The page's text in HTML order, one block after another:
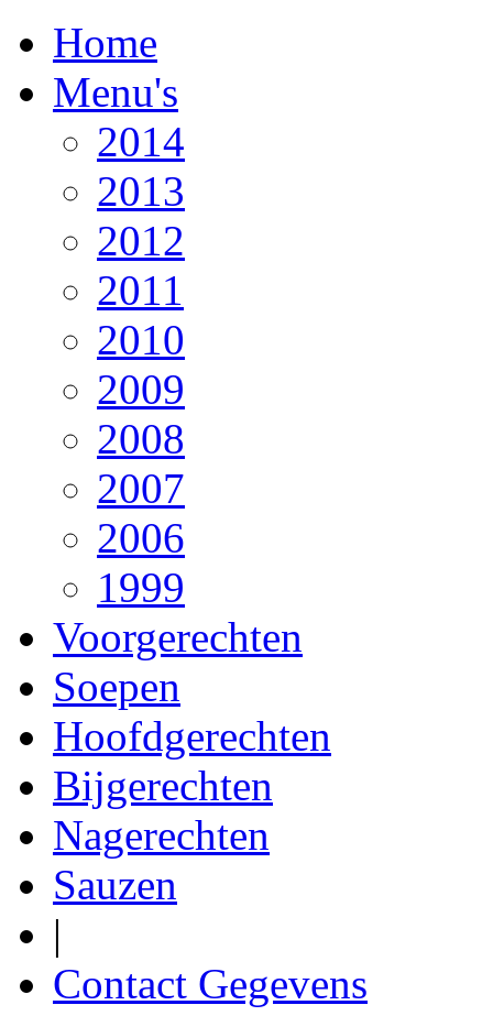
Home
Menu's
2014
2013
2012
2011
2010
2009
2008
2007
2006
1999
Voorgerechten
Soepen
Hoofdgerechten
Bijgerechten
Nagerechten
Sauzen
|
Contact Gegevens